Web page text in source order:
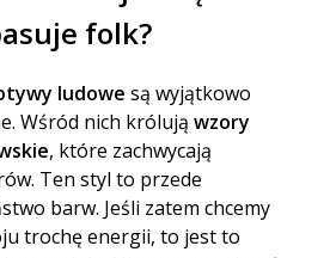
folk?
ludowe są wyjątkowo
Wśród nich królująwzory
, które zachwycają
Ten styl to przede
barw. Jeśli zatem chcemy
trochę energii, to jest to